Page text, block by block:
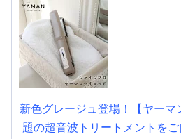
新色グレージュ登場！【ヤーマ
題の超音波トリートメントを